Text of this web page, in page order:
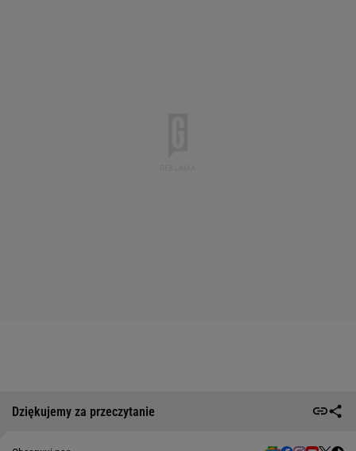
Dziękujemy za przeczytanie